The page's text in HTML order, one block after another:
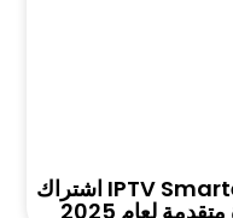
كل ما تحتاج معرفته عن IPTV Smarter Pro اشتراك
لعام 2025